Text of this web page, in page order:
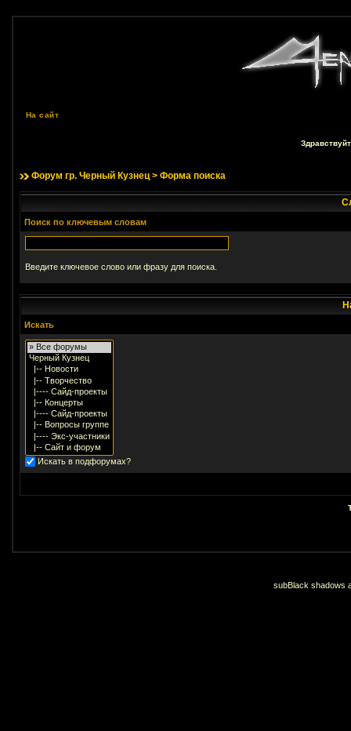
На сайт
Форум гр. Черный Кузнец> Форма поиска
Поиск по ключевым словам
Введите ключевое слово или фразу для поиска.
Искать
Искать в подфорумах?
subBlack shadows